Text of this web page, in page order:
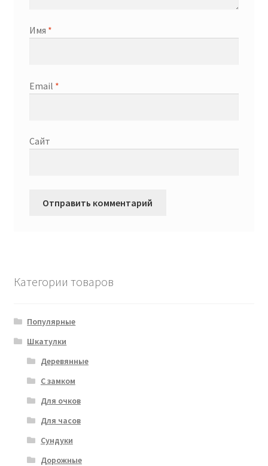
Имя *
Email *
Сайт
Категории товаров
Популярные
Шкатулки
Деревянные
С замком
Для очков
Для часов
Сундуки
Дорожные